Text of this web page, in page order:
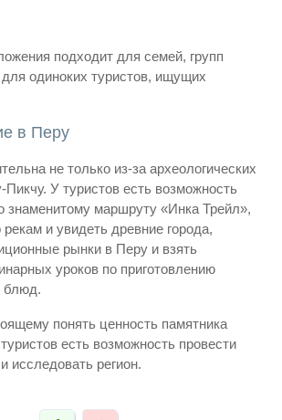
подходит для семей, групп
одиноких туристов, ищущих
в Перу
не только из-за археологических
Пикчу. У туристов есть возможность
знаменитому маршруту «Инка Трейл»,
и увидеть древние города,
рынки в Перу и взять
уроков по приготовлению
блюд.
понять ценность памятника
есть возможность провести
исследовать регион.